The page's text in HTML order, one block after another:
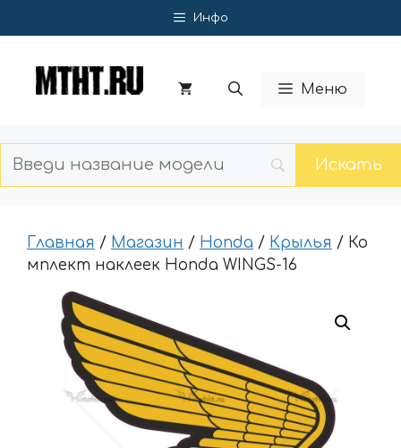
к
Инфо
Меню
Главная / Магазин / Honda / Крылья / Ко
мплект наклеек Honda WINGS-16